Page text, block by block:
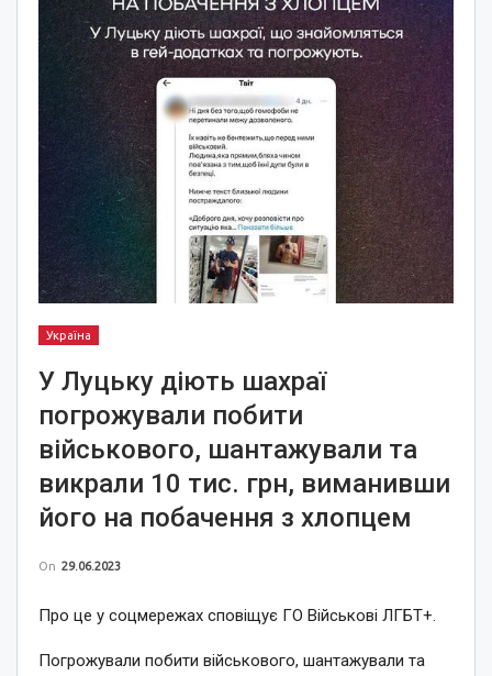
Україна
У Луцьку діють шахраї
погрожували побити
військового, шантажували та
викрали 10 тис. грн, виманивши
його на побачення з хлопцем
On 29.06.2023
Про це у соцмережах сповіщує ГО Військові ЛГБТ+.
Погрожували побити військового, шантажували та